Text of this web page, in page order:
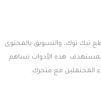
تيك توك، والتسويق بالمحتوى
هذه الأدوات تساهم
المحتملين مع متجرك.